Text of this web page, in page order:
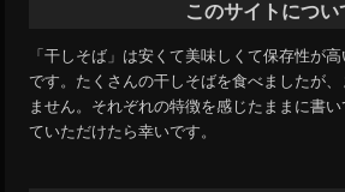
このサイトについ
「干しそば」は安くて美味しくて保存性が
です。たくさんの干しそばを食べましたが
ません。それぞれの特徴を感じたままに書
ていただけたら幸いです。